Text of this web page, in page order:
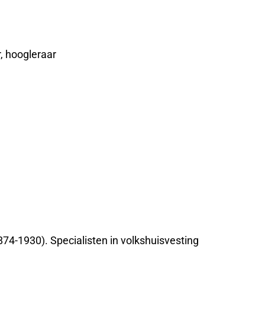
hoogleraar
1930). Specialisten in volkshuisvesting